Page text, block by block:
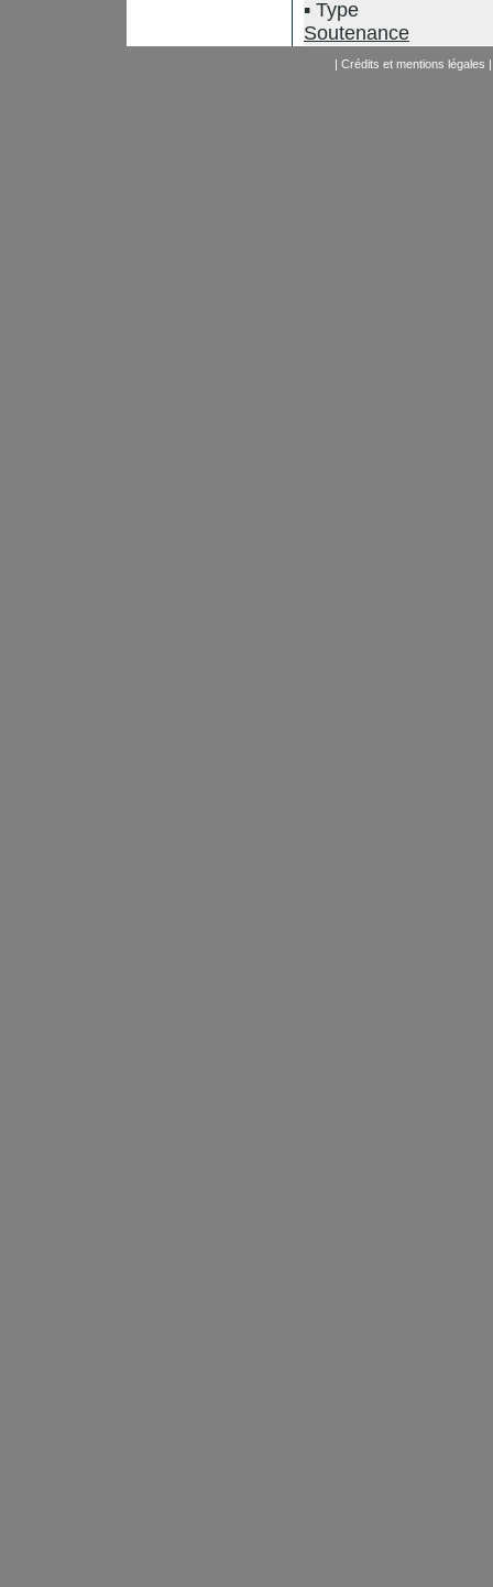
Type
Soutenance
| Crédits et mentions légales